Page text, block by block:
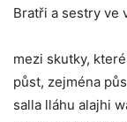
Bratři a sestry ve
mezi skutky,
půst, zejména
salla lláhu alajhi